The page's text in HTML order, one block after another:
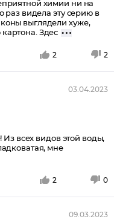
химии ни на
раз видела эту серию в
выглядели хуже,
Здес
2 2
03.04.2023
Из всех видов этой воды,
мне
2 0
09.03.2023